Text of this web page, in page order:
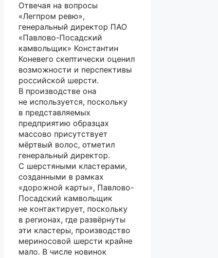
Отвечая на вопросы
«Легпром ревю»,
генеральный директор ПАО
«Павлово-Посадский
камвольщик» Константин
Коневего скептически оценил
возможности и перспективы
российской шерсти.
В производстве она
не используется, поскольку
в представляемых
предприятию образцах
массово присутствует
мёртвый волос, отметил
генеральный директор.
С шерстяными кластерами,
созданными в рамках
«дорожной карты», Павлово-
Посадский камвольщик
не контактирует, поскольку
в регионах, где развёрнуты
эти кластеры, производство
мериносовой шерсти крайне
мало. В числе новинок